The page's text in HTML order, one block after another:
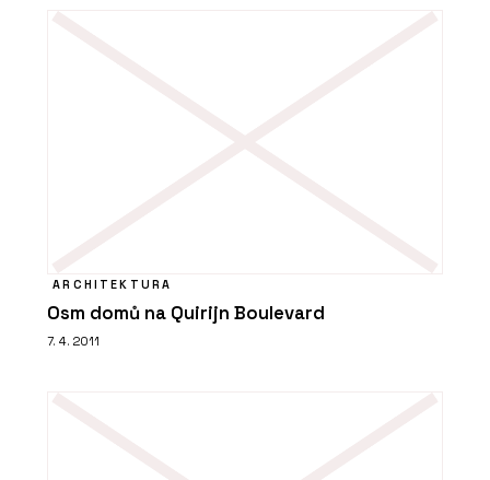
ARCHITEKTURA
Osm domů na Quirijn Boulevard
7. 4. 2011